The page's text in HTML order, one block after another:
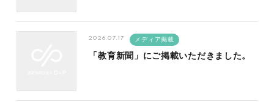
「教育新聞」にご掲載いただきました。
2026.07.17 メディア掲載